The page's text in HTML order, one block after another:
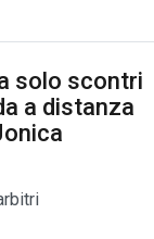
solo scontri
a distanza